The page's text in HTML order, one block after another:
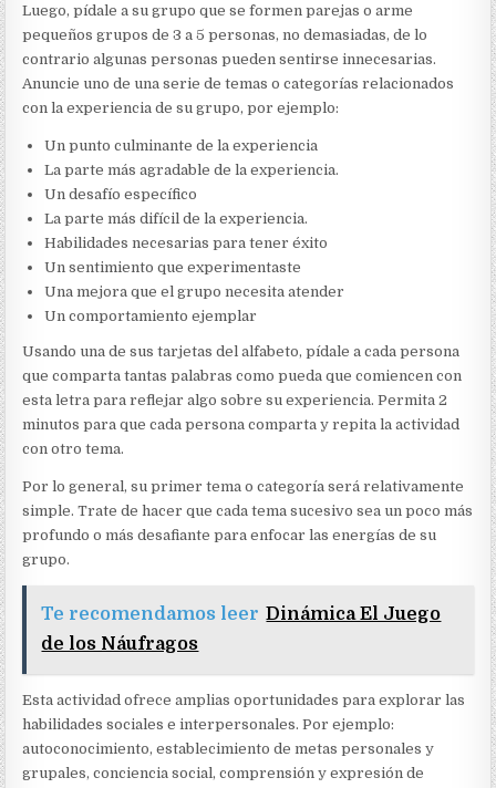
Luego, pídale a su grupo que se formen parejas o arme
pequeños grupos de 3 a 5 personas, no demasiadas, de lo
contrario algunas personas pueden sentirse innecesarias.
Anuncie uno de una serie de temas o categorías relacionados
con la experiencia de su grupo, por ejemplo:
Un punto culminante de la experiencia
La parte más agradable de la experiencia.
Un desafío específico
La parte más difícil de la experiencia.
Habilidades necesarias para tener éxito
Un sentimiento que experimentaste
Una mejora que el grupo necesita atender
Un comportamiento ejemplar
Usando una de sus tarjetas del alfabeto, pídale a cada persona
que comparta tantas palabras como pueda que comiencen con
esta letra para reflejar algo sobre su experiencia. Permita 2
minutos para que cada persona comparta y repita la actividad
con otro tema.
Por lo general, su primer tema o categoría será relativamente
simple. Trate de hacer que cada tema sucesivo sea un poco más
profundo o más desafiante para enfocar las energías de su
grupo.
Te recomendamos leer Dinámica El Juego
de los Náufragos
Esta actividad ofrece amplias oportunidades para explorar las
habilidades sociales e interpersonales. Por ejemplo:
autoconocimiento, establecimiento de metas personales y
grupales, conciencia social, comprensión y expresión de